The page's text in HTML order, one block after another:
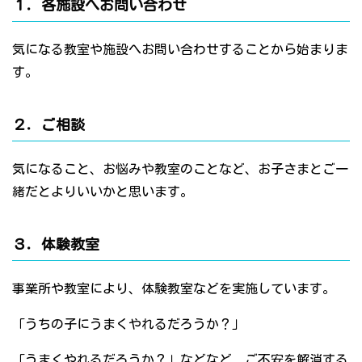
１．各施設へお問い合わせ
気になる教室や施設へお問い合わせすることから始まりま
す。
２．ご相談
気になること、お悩みや教室のことなど、お子さまとご一
緒だとよりいいかと思います。
３．体験教室
事業所や教室により、体験教室などを実施しています。
「うちの子にうまくやれるだろうか？」